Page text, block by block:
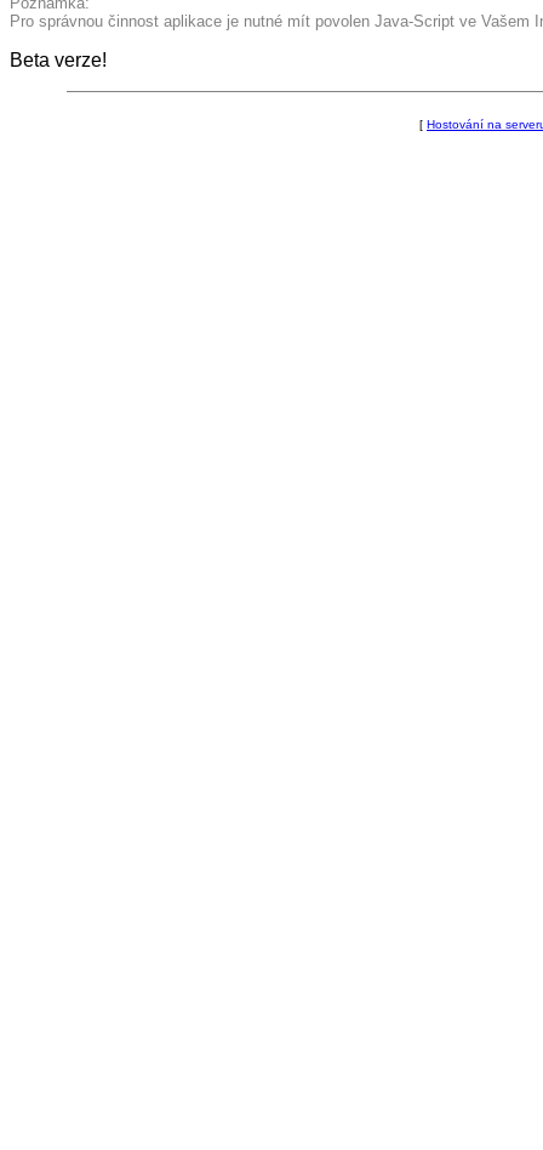
Pro správnou činnost aplikace je nutné mít povolen Java-Script ve Vašem
Beta verze!
[ Hostování na